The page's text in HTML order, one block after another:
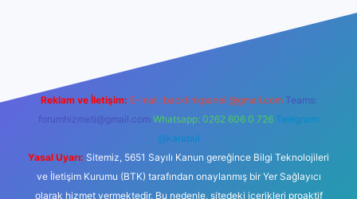
elexbetgiris.org
Reklam ve İletişim: E-mail: backlinkpaneli@gmail.com Teams:
forumhizmeti@gmail.com Whatsapp: 0262 606 0 726 Telegram:
@karabul
Yasal Uyarı: Sitemiz, 5651 Sayılı Kanun gereğince Bilgi Teknolojileri
ve İletişim Kurumu (BTK) tarafından onaylanmış bir Yer Sağlayıcı
olarak hizmet vermektedir. Bu nedenle, sitedeki içerikleri proaktif